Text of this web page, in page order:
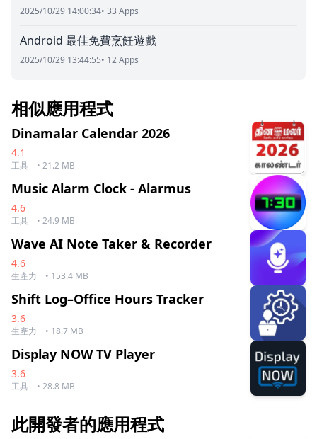
2025/10/29 14:00:34• 33 Apps
Android 最佳免費烹飪遊戲
2025/10/29 13:44:55• 12 Apps
相似應用程式
Dinamalar Calendar 2026
4.1
工具 • 21.2 MB
Music Alarm Clock - Alarmus
4.6
工具 • 24.9 MB
Wave AI Note Taker & Recorder
4.6
生產力 • 153.4 MB
Shift Log–Office Hours Tracker
3.6
生產力 • 18.7 MB
Display NOW TV Player
3.6
工具 • 28.8 MB
此開發者的應用程式